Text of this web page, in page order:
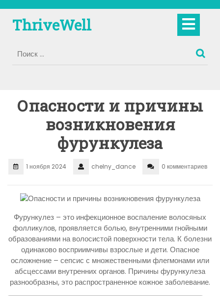
содержимому
ThriveWell
Опасности и причины
возникновения
фурункулеза
1 ноября 2024 chelny_dance 0 комментариев
Фурункулез – это инфекционное воспаление волосяных
фолликулов, проявляется болью, внутренними гнойными
образованиями на волосистой поверхности тела. К болезни
одинаково восприимчивы взрослые и дети. Опасное
осложнение – сепсис с множественными флегмонами или
абсцессами внутренних органов. Причины фурункулеза
разнообразны, это распространенное кожное заболевание.